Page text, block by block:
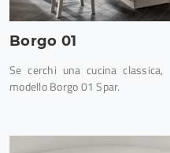
Borgo 01
Se cerchi una cucina
modello Borgo 01 Spar.